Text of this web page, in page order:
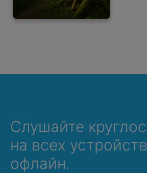
Слушайте
на всех
офлайн.